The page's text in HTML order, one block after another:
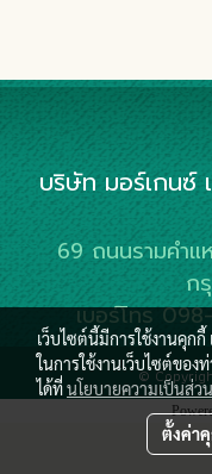
บริษัท มอร์เกนซ์
69 ถนนรามคำแ
ก
เบอร์โทร
©
เว็บไซต์นี้มีการใช้งานคุ
ในการใช้งานเว็บไซต์ขอ
ได้ที่นโยบายความเป็นส่ว
ตั้งค่า